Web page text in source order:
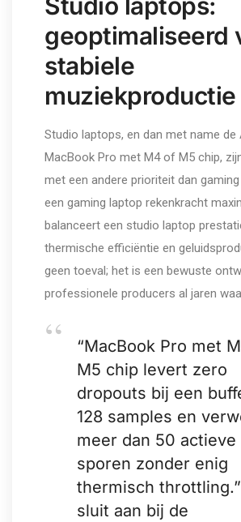
geoptimaliseerd
stabiele
muziekproductie
Studio laptops, en dan met name de
MacBook Pro met M4 of M5 chip,
met een andere prioriteit dan
een gaming laptop rekenkracht
balanceert een studio laptop
thermische efficiëntie en
geen toeval; het is een bewuste
professionele producers al jaren
“MacBook Pro met
M5 chip levert zero
dropouts bij een
128 samples en
meer dan 50 actieve
sporen zonder enig
thermisch
sluit aan bij de